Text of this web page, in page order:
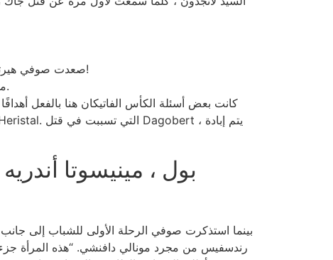
صعدت صوفي هيرتريت لأنها تضع الغطاء النهائي لأحدث مكتب وسوف تميل إلى أحدث أنبوب حتى تتمكن من النظر إلى البحث الرائع!
تستفيد Kansas Sportsbooks من أحدث برامج تشفير ومعالجات موثوقة للرسوم ، ويمكنك رمز العضوية المحمية.
كانت بعض أسئلة الكأس الفاتيكان هنا بالفعل
بينما استذكرت صوفي الرحلة الأولى للشباب إلى
رندسفيس من مجرد مونالي دافنشي. “هذه المرأة